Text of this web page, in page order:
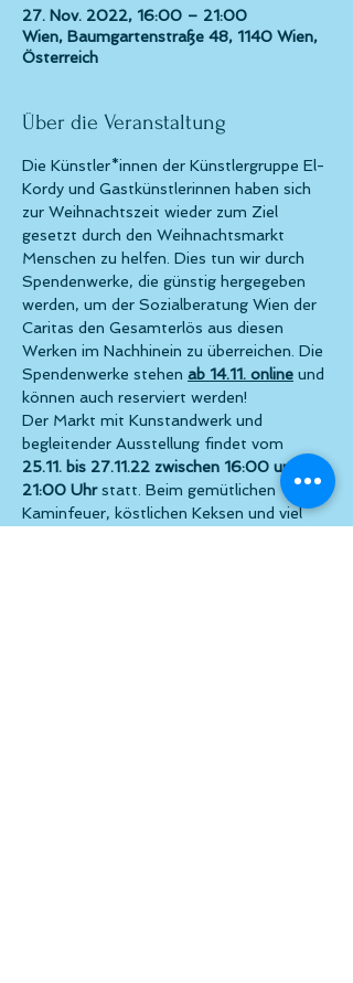
27. Nov. 2022, 16:00 – 21:00
Wien, Baumgartenstraße 48, 1140 Wien,
Österreich
Über die Veranstaltung
Die Künstler*innen der Künstlergruppe El-
Kordy und Gastkünstlerinnen haben sich
zur Weihnachtszeit wieder zum Ziel
gesetzt durch den Weihnachtsmarkt
Menschen zu helfen. Dies tun wir durch
Spendenwerke, die günstig hergegeben
werden, um der Sozialberatung Wien der
Caritas den Gesamterlös aus diesen
Werken im Nachhinein zu überreichen. Die
Spendenwerke stehen ab 14.11. online und
können auch reserviert werden!
Der Markt mit Kunstandwerk und
begleitender Ausstellung findet vom
25.11. bis 27.11.22 zwischen 16:00 und
21:00 Uhr statt. Beim gemütlichen
Kaminfeuer, köstlichen Keksen und viel